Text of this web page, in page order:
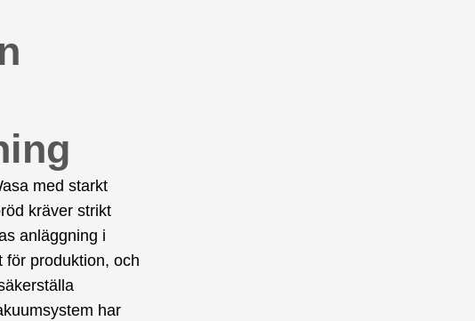
med starkt
kräver strikt
anläggning i
för produktion, och
har